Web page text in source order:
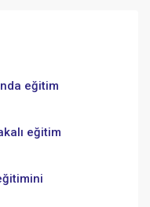
eğitim
eğitim